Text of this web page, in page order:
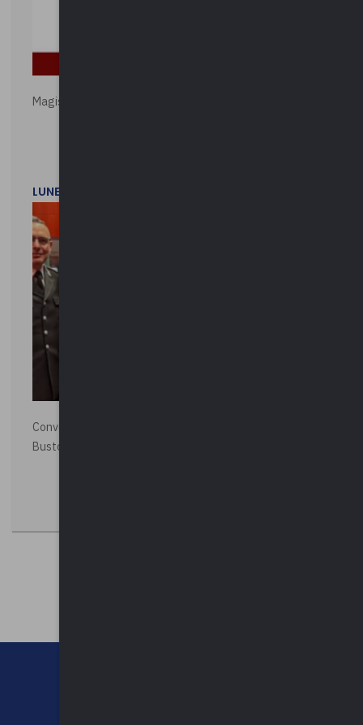
Magistratura e Costituzione. Le ragioni del SÌ e del NO
LUNEDì 1 DICEMBRE 2025
Convegno “La Polizia Locale per la sicurezza della città”,
Busto Arsizio